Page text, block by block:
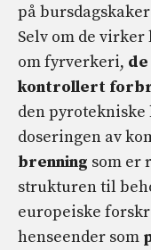
på
Selv om de
om fyrverkeri,
kontrollert
den
doseringen av
brenning som er
strukturen til
europeiske
henseender som